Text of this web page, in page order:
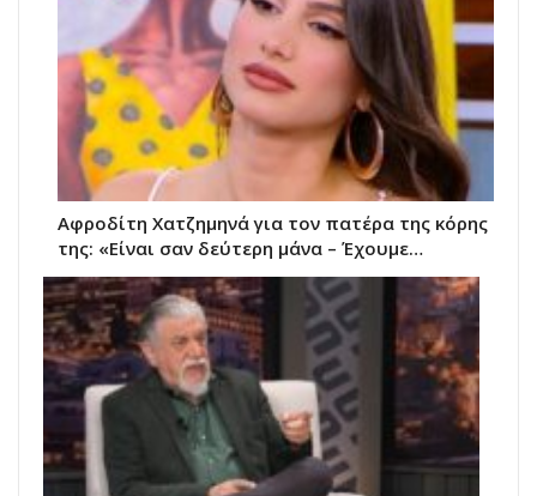
Αφροδίτη Χατζημηνά για τον πατέρα της κόρης
της: «Είναι σαν δεύτερη μάνα – Έχουμε…